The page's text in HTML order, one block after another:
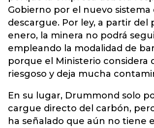
Gobierno por el nuevo sistema
descargue. Por ley, a partir del
enero, la minera no podrá
empleando la modalidad de
porque el Ministerio considera
riesgoso y deja mucha
En su lugar, Drummond solo
cargue directo del carbón,
ha señalado que aún no tiene